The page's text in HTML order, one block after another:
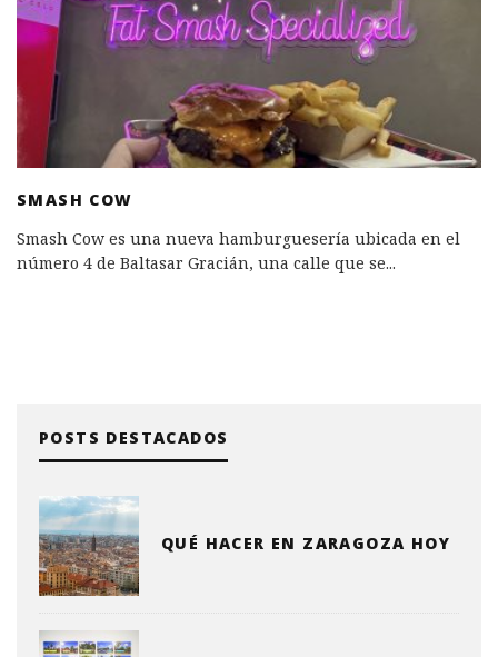
SMASH COW
Smash Cow es una nueva hamburguesería ubicada en el
número 4 de Baltasar Gracián, una calle que se...
POSTS DESTACADOS
QUÉ HACER EN ZARAGOZA HOY